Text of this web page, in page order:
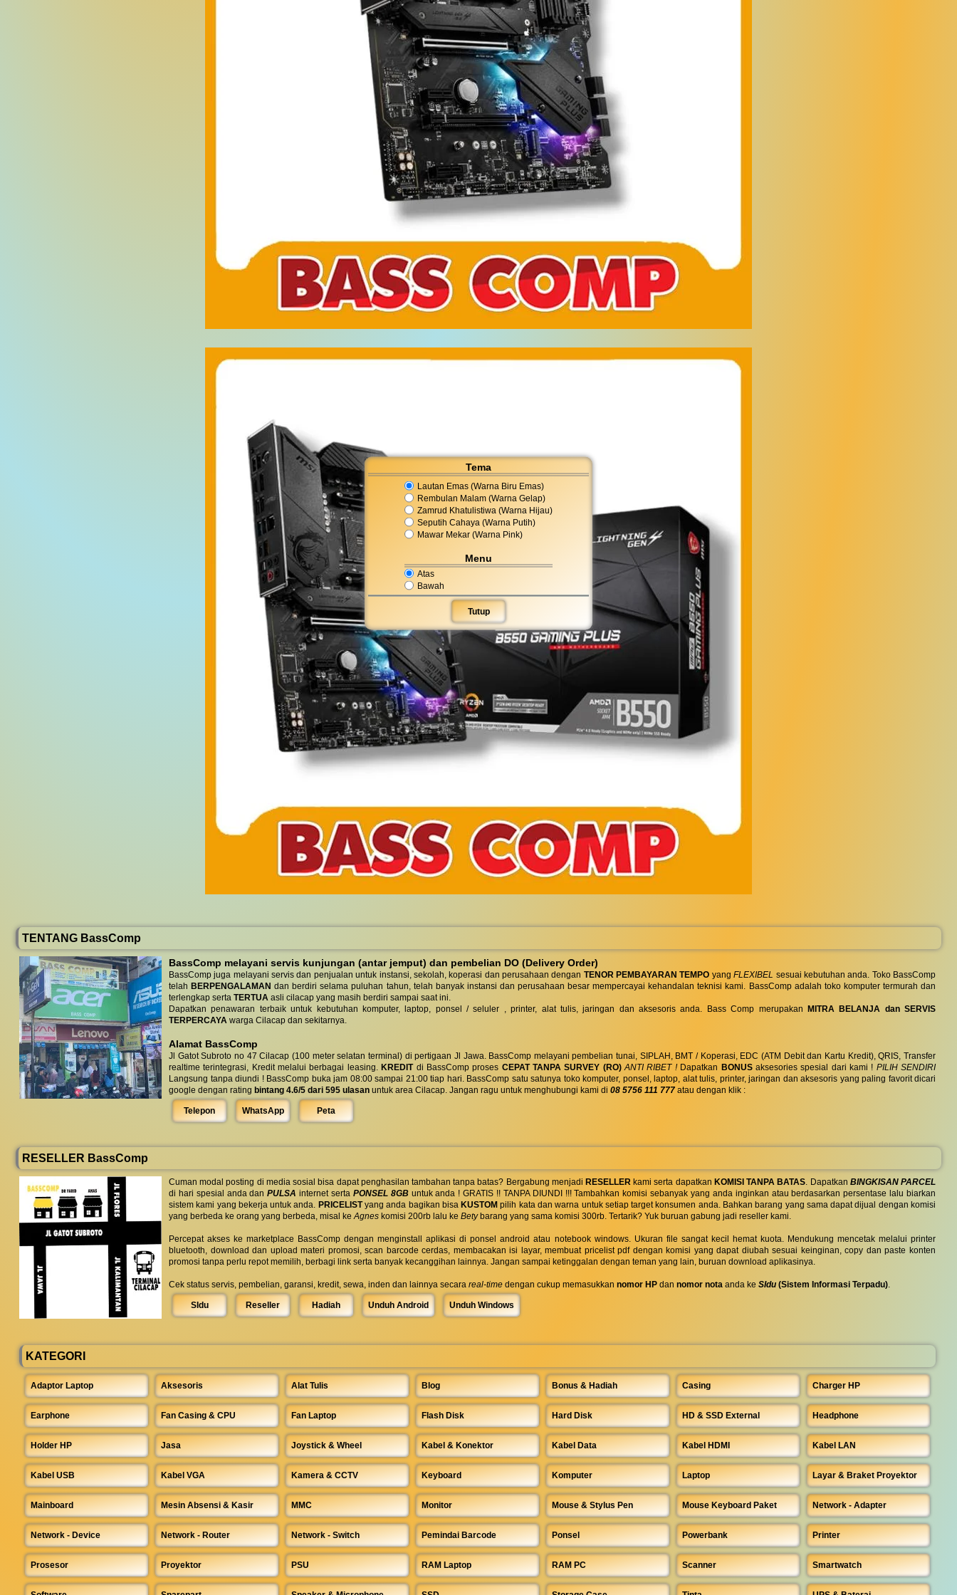
Tema
Lautan Emas (Warna Biru Emas)
Rembulan Malam (Warna Gelap)
Zamrud Khatulistiwa (Warna Hijau)
Seputih Cahaya (Warna Putih)
Mawar Mekar (Warna Pink)
Menu
Atas
Bawah
Tutup
TENTANG BassComp
BassComp melayani servis kunjungan (antar jemput) dan pembelian DO (Delivery Order)
BassComp juga melayani servis dan penjualan untuk instansi, sekolah, koperasi dan perusahaan dengan TENOR PEMBAYARAN TEMPO yangFLEXIBEL sesuai kebutuhan anda. Toko BassComp
telah BERPENGALAMAN dan berdiri selama puluhan tahun, telah banyak instansi dan perusahaan besar mempercayai kehandalan teknisi kami. BassComp adalah toko komputer termurah dan
terlengkap serta TERTUA asli cilacap yang masih berdiri sampai saat ini.
Dapatkan penawaran terbaik untuk kebutuhan komputer, laptop, ponsel / seluler , printer, alat tulis, jaringan dan aksesoris anda. Bass Comp merupakan
MITRA BELANJA dan SERVIS
TERPERCAYA warga Cilacap dan sekitarnya.
Alamat BassComp
Jl Gatot Subroto no 47 Cilacap (100 meter selatan terminal) di pertigaan Jl Jawa. BassComp melayani pembelian tunai, SIPLAH, BMT / Koperasi, EDC (ATM Debit dan Kartu Kredit), QRIS, Transfer
realtime terintegrasi, Kredit melalui berbagai leasing. KREDITdi BassComp proses CEPAT TANPA SURVEY (RO) ANTI RIBET !Dapatkan BONUSaksesories spesial dari kami ! PILIH SENDIRI
Langsung tanpa diundi ! BassComp buka jam 08:00 sampai 21:00 tiap hari. BassComp satu satunya toko komputer, ponsel, laptop, alat tulis, printer, jaringan dan aksesoris yang paling favorit dicari
google dengan rating bintang 4.6/5 dari 595 ulasan untuk area Cilacap. Jangan ragu untuk menghubungi kami di 08 5756 111 777 atau dengan klik :
Telepon WhatsApp Peta
RESELLER BassComp
Cuman modal posting di media sosial bisa dapat penghasilan tambahan tanpa batas? Bergabung menjadi RESELLER kami serta dapatkan KOMISI TANPA BATAS. Dapatkan BINGKISAN PARCEL
di hari spesial anda danPULSA internet serta PONSEL 8GBuntuk anda ! GRATIS !! TANPA DIUNDI !!! Tambahkan komisi sebanyak yang anda inginkan atau berdasarkan persentase lalu biarkan
sistem kami yang bekerja untuk anda. PRICELISTyang anda bagikan bisa KUSTOM pilih kata dan warna untuk setiap target konsumen anda. Bahkan barang yang sama dapat dijual dengan komisi
yang berbeda ke orang yang berbeda, misal keAgnes komisi 200rb lalu ke Betybarang yang sama komisi 300rb. Tertarik? Yuk buruan gabung jadi reseller kami.
Percepat akses ke marketplace BassComp dengan menginstall aplikasi di ponsel android atau notebook windows. Ukuran file sangat kecil hemat kuota. Mendukung mencetak melalui printer
bluetooth, download dan upload materi promosi, scan barcode cerdas, membacakan isi layar, membuat pricelist pdf dengan komisi yang dapat diubah sesuai keinginan, copy dan paste konten
promosi tanpa perlu repot memilih, berbagi link serta banyak kecanggihan lainnya. Jangan sampai ketinggalan dengan teman yang lain, buruan download aplikasinya.
Cek status servis, pembelian, garansi, kredit, sewa, inden dan lainnya secara real-time dengan cukup memasukkan nomor HP dan nomor nota anda ke SIdu (Sistem Informasi Terpadu).
SIdu Reseller Hadiah Unduh Android Unduh Windows
KATEGORI
Adaptor Laptop Aksesoris Alat Tulis Blog Bonus & Hadiah Casing Charger HP
Earphone Fan Casing & CPU Fan Laptop Flash Disk Hard Disk HD & SSD External Headphone
Holder HP Jasa Joystick & Wheel Kabel & Konektor Kabel Data Kabel HDMI Kabel LAN
Kabel USB Kabel VGA Kamera & CCTV Keyboard Komputer Laptop Layar & Braket Proyektor
Mainboard Mesin Absensi & Kasir MMC Monitor Mouse & Stylus Pen Mouse Keyboard Paket Network - Adapter
Network - Device Network - Router Network - Switch Pemindai Barcode Ponsel Powerbank Printer
Prosesor Proyektor PSU RAM Laptop RAM PC Scanner Smartwatch